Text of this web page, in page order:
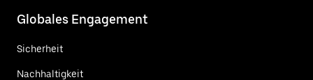
Globales Engagement
Sicherheit
Nachhaltigkeit